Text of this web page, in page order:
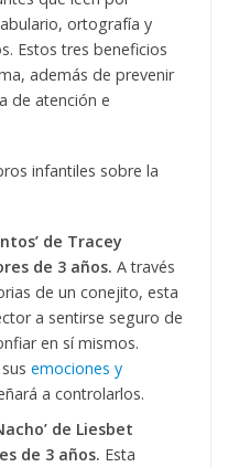
ortografía y
Estos tres beneficios
además de prevenir
de atención e
infantiles sobre la
de Tracey
de 3 años. A través
de un conejito, esta
a sentirse seguro de
en sí mismos.
emociones y
a controlarlos.
de Liesbet
de 3 años. Esta